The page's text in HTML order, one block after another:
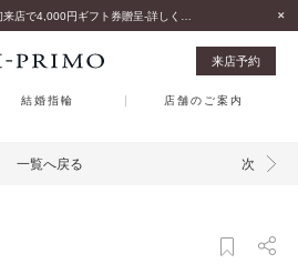
来店予約
結婚指輪 店舗のご案内
一覧へ戻る 次